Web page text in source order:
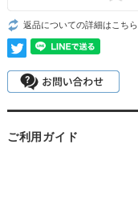
返品についての詳細はこちら
ご利用ガイド